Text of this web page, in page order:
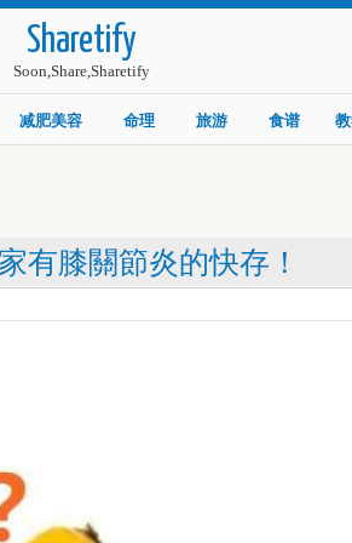
Sharetify
Soon,Share,Sharetify
减肥美容 命理 旅游 食谱
有膝關節炎的快存！